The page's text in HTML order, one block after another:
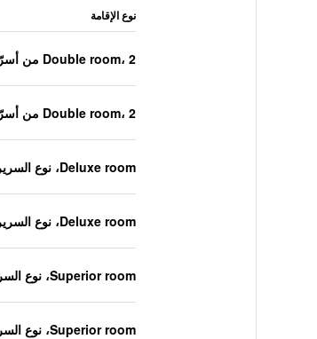
نوع الإقامة
Double room، 2 من أسرّة التوأم
Double room، 2 من أسرّة التوأم
Deluxe room، نوع السرير غير معروف
Deluxe room، نوع السرير غير معروف
Superior room، نوع السرير غير معروف
Superior room، نوع السرير غير معروف